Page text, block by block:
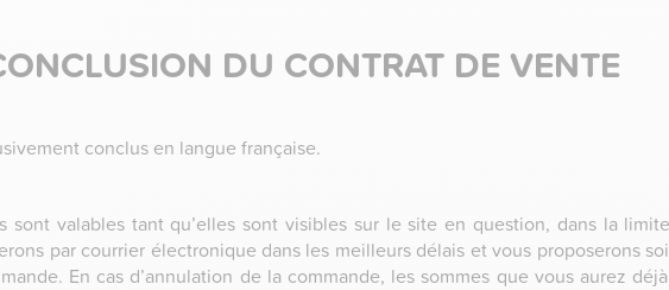
DU CONTRAT DE VENTE
conclus en langue française.
sont valables tant qu’elles sont visibles sur le site en question, dans la
par courrier électronique dans les meilleurs délais et vous proposerons
En cas d’annulation de la commande, les sommes que vous aurez